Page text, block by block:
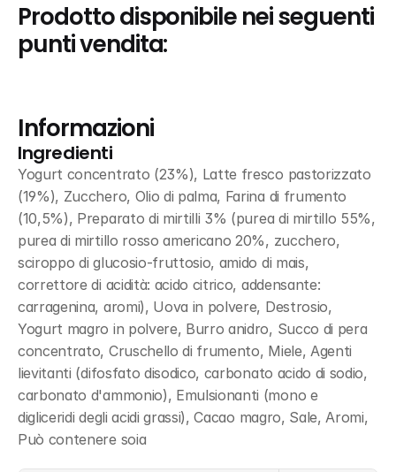
Prodotto disponibile nei seguenti
punti vendita:
Informazioni
Ingredienti
Yogurt concentrato (23%), Latte fresco pastorizzato
(19%), Zucchero, Olio di palma, Farina di frumento
(10,5%), Preparato di mirtilli 3% (purea di mirtillo 55%,
purea di mirtillo rosso americano 20%, zucchero,
sciroppo di glucosio-fruttosio, amido di mais,
correttore di acidità: acido citrico, addensante:
carragenina, aromi), Uova in polvere, Destrosio,
Yogurt magro in polvere, Burro anidro, Succo di pera
concentrato, Cruschello di frumento, Miele, Agenti
lievitanti (difosfato disodico, carbonato acido di sodio,
carbonato d'ammonio), Emulsionanti (mono e
digliceridi degli acidi grassi), Cacao magro, Sale, Aromi,
Può contenere soia